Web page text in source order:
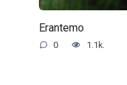
Erantemo
0 1.1k.